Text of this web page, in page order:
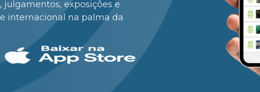
julgamentos, exposições e
internacional na palma da